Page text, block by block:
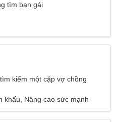
tìm bạn gái
kiếm một cặp vợ chồng
khấu, Nâng cao sức mạnh